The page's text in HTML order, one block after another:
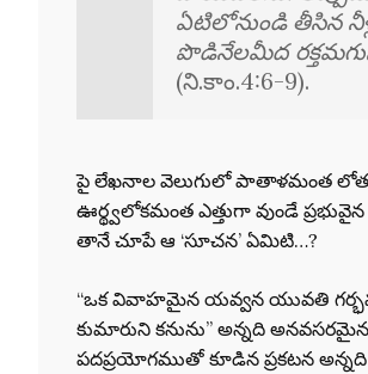
ఏటిలోనుండి తీసిన
పొడినేలమీద
(ని.కాం.4:6-9).
పై లేఖనాల వెలుగులో పాతాళమంత
ఊర్థ్వలోకమంత ఎత్తుగా వుండే ప్రభువైన
తానే చూపే ఆ ‘సూచన’ ఏమిటి…?
“ఒక వివాహమైన యవ్వన యువతి
కుమారుని కనును” అన్నది అనవసరమైన
పదప్రయోగముతో కూడిన ప్రకటన